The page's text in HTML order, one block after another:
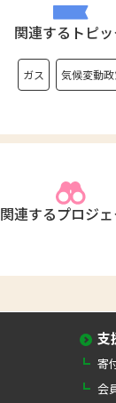
関連するトピッ
ガス 気候変動
関連するプロジ
支
寄
会